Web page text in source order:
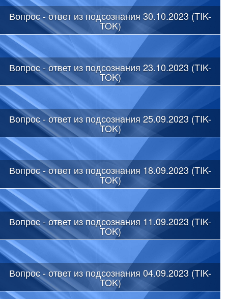
Вопрос - ответ из подсознания 30.10.2023 (TIK-
TOK)
Вопрос - ответ из подсознания 23.10.2023 (TIK-
TOK)
Вопрос - ответ из подсознания 25.09.2023 (TIK-
TOK)
Вопрос - ответ из подсознания 18.09.2023 (TIK-
TOK)
Вопрос - ответ из подсознания 11.09.2023 (TIK-
TOK)
Вопрос - ответ из подсознания 04.09.2023 (TIK-
TOK)